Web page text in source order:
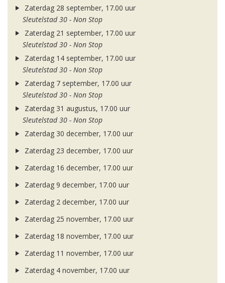
Zaterdag 28 september, 17.00 uur
Sleutelstad 30 - Non Stop
Zaterdag 21 september, 17.00 uur
Sleutelstad 30 - Non Stop
Zaterdag 14 september, 17.00 uur
Sleutelstad 30 - Non Stop
Zaterdag 7 september, 17.00 uur
Sleutelstad 30 - Non Stop
Zaterdag 31 augustus, 17.00 uur
Sleutelstad 30 - Non Stop
Zaterdag 30 december, 17.00 uur
Zaterdag 23 december, 17.00 uur
Zaterdag 16 december, 17.00 uur
Zaterdag 9 december, 17.00 uur
Zaterdag 2 december, 17.00 uur
Zaterdag 25 november, 17.00 uur
Zaterdag 18 november, 17.00 uur
Zaterdag 11 november, 17.00 uur
Zaterdag 4 november, 17.00 uur